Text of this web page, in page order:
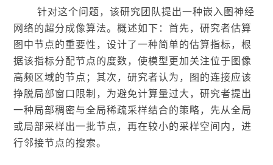
针对这个问题，该研究团队提出一种嵌入图神经
网络的超分成像算法。概述如下：首先，研究者估算
图中节点的重要性，设计了一种简单的估算指标，根
据该指标分配节点的度数，使模型更加关注位于图像
高频区域的节点；其次，研究者认为，图的连接应该
挣脱局部窗口限制，为避免计算量过大，研究者提出
一种局部稠密与全局稀疏采样结合的策略，先从全局
或局部采样出一批节点，再在较小的采样空间内，进
行邻接节点的搜索。